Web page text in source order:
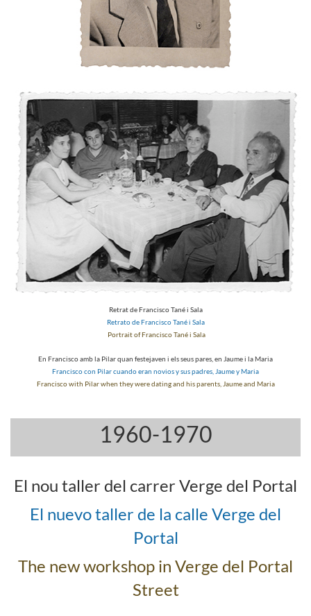
Retrat de Francisco Tané i Sala
Retrato de Francisco Tané i Sala
Portrait of Francisco Tané i Sala
En Francisco amb la Pilar quan festejaven i els seus pares, en Jaume i la Maria
Francisco con Pilar cuando eran novios y sus padres, Jaume y Maria
Francisco with Pilar when they were dating and his parents, Jaume and Maria
1960-1970
El nou taller del carrer Verge del Portal
El nuevo taller de la calle Verge del
Portal
The new workshop in Verge del Portal
Street